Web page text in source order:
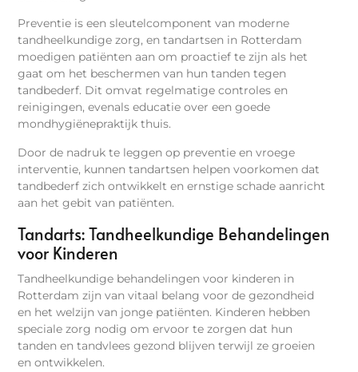
Preventie is een sleutelcomponent van moderne
tandheelkundige zorg, en tandartsen in Rotterdam
moedigen patiënten aan om proactief te zijn als het
gaat om het beschermen van hun tanden tegen
tandbederf. Dit omvat regelmatige controles en
reinigingen, evenals educatie over een goede
mondhygiënepraktijk thuis.
Door de nadruk te leggen op preventie en vroege
interventie, kunnen tandartsen helpen voorkomen dat
tandbederf zich ontwikkelt en ernstige schade aanricht
aan het gebit van patiënten.
Tandarts: Tandheelkundige Behandelingen
voor Kinderen
Tandheelkundige behandelingen voor kinderen in
Rotterdam zijn van vitaal belang voor de gezondheid
en het welzijn van jonge patiënten. Kinderen hebben
speciale zorg nodig om ervoor te zorgen dat hun
tanden en tandvlees gezond blijven terwijl ze groeien
en ontwikkelen.